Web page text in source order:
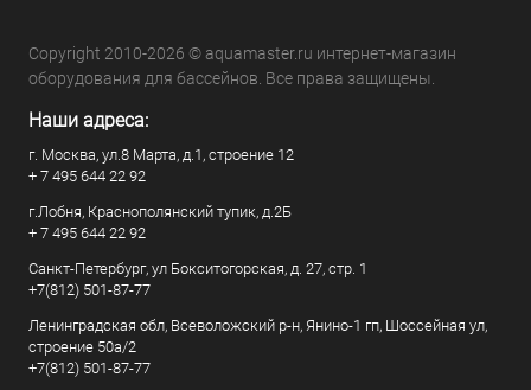
Copyright 2010-2026 © aquamaster.ru интернет-магазин
оборудования для бассейнов. Все права защищены.
Наши адреса:
г. Москва, ул.8 Марта, д.1, строение 12
+ 7 495 644 22 92
г.Лобня, Краснополянский тупик, д.2Б
+ 7 495 644 22 92
Санкт-Петербург, ул Бокситогорская, д. 27, стр. 1
+7(812) 501-87-77
Ленинградская обл, Всеволожский р-н, Янино-1 гп, Шоссейная ул,
строение 50а/2
+7(812) 501-87-77